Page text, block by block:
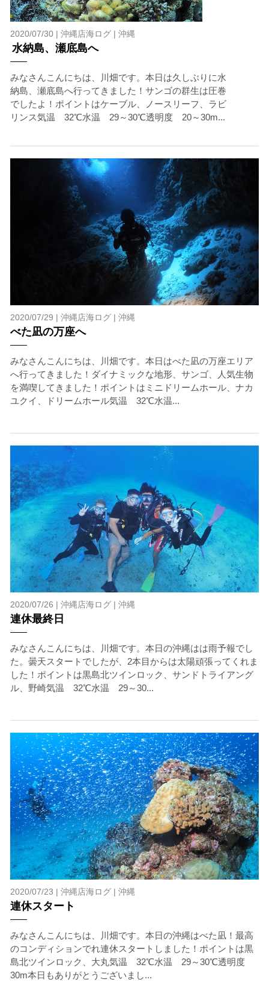
2020/07/30 | 沖縄店海ログ| 沖縄
水納島、瀬底島へ
みなさんこんにちは、川畑です。本日は久しぶりに水
納島、瀬底島へ行ってきました！サンゴの群生は圧巻
でしたよ！ポイントはケーブル、ノースリーフ、ラビ
リンス気温 32℃水温 29～30℃透明度 20～30m...
2020/07/29 | 沖縄店海ログ| 沖縄
べた凪の万座へ
みなさんこんにちは、川畑です。本日はべた凪の万座エリア
へ行ってきました！ダイナミックな地形、サンゴ、人気生物
を満喫してきました！ポイントはミニドリームホール、ナカ
ユクイ、ドリームホール気温 32℃水温...
2020/07/26 | 沖縄店海ログ| 沖縄
連休最終日
みなさんこんにちは、川畑です。本日の沖縄はは雨予報でし
た。曇天スタートでしたが、2本目からは太陽頑張ってくれま
した！ポイントは黒島北ツインロック、サンドトライアング
ル、野崎気温 32℃水温 29～30...
2020/07/23 | 沖縄店海ログ| 沖縄
連休スタート
みなさんこんにちは、川畑です。本日の沖縄はべた凪！最高
のコンディションでれ連休スタートしました！ポイントは黒
島北ツインロック、大丸気温 32℃水温 29～30℃透明度
30m本日もありがとうございまし...
当ツアーの手順と注意点
1.スイム開始の判断
クジラを発見した場合は、その時のクジラの様子や海況
を確認し、ガイドがスイム開始可能と判断した場合にの
みエントリーを行います。
たとえクジラが近くを泳いでいても、状況によってはエ
ントリーを行わない場合があります。
2.人数制限とエントリー順
クジラへのストレス軽減や安全管理の観点から、エント
の順番はガイドが決定しますので、必ずその指示に従っ
て準備してください。
3.クジラとの距離と泳ぎ方
クジラの観察は水面からのみとし、素潜りは禁止としま
す。クジラによっては、人が近くを泳ぐことを嫌い、逃
げてしまう場合があります。そのため、原則として緊急
時やガイドの指示がある場合を除き、クジラの近くでフ
ィンキックなどをして泳ぐことも禁止します。クジラは
一度でもそのような行動を取る人間を嫌がってしまう
と、その後スイムで近づくことができなくなる場合が多
いため、必ずこれらの事項をお守りください。
4.スイム遂行の可否と返金について
ツアー当日は、ゲストの安全を最優先とし、可能な限り
スイムが実施できるよう努めます。しかし、万が一海に
った場合でも返金はいたしませんので、あらかじめご了
承ください。
5.海況について
沖縄の1月～3月は、季節的に海が穏やかな日は多くあり
分な対策をお願いいたします。
6.参加条件
ツアー中に、スノーケリングやスキンダイビングの技術
が本ツアーに参加できるレベルに達していないと判断し
た場合には、参加をお断りする場合があります。スキン
ダイビングの経験が浅い方については、条件付きでのご
案内となる場合があります。その際のご返金には応じか
ねますので、あらかじめご了承ください。これまでの経
験については当日ご申告いただきますので、ご不安のあ
る方は事前にご相談ください。
7.器材やスーツのレンタル
ホエールスイム参加時に使用する器材やスーツのレンタ
ルをご希望の方は、事前にお申し出ください。
承諾しました。